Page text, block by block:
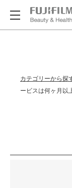
カテゴリーから探
ービスは何ヶ月以